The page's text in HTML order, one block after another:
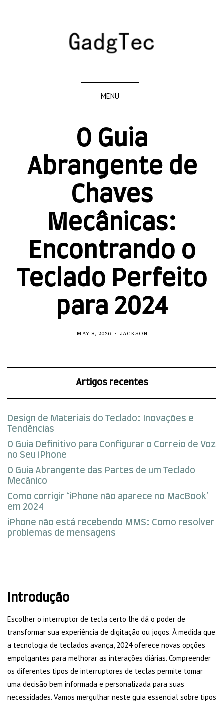
MENU
O Guia
Abrangente de
Chaves
Mecânicas:
Encontrando o
Teclado Perfeito
para 2024
MAY 8, 2026 JACKSON
Artigos recentes
Design de Materiais do Teclado: Inovações e
Tendências
O Guia Definitivo para Configurar o Correio de Voz
no Seu iPhone
O Guia Abrangente das Partes de um Teclado
Mecânico
Como corrigir ‘iPhone não aparece no MacBook’
em 2024
iPhone não está recebendo MMS: Como resolver
problemas de mensagens
Introdução
Escolher o interruptor de tecla certo lhe dá o poder de
transformar sua experiência de digitação ou jogos. À medida que
a tecnologia de teclados avança, 2024 oferece novas opções
empolgantes para melhorar as interações diárias. Compreender
os diferentes tipos de interruptores de teclas permite tomar
uma decisão bem informada e personalizada para suas
necessidades. Vamos mergulhar neste guia essencial sobre tipos